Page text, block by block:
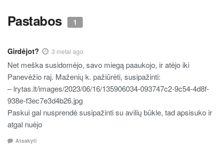
Pastabos 1
Girdėjot? 3 metai ago
Net meška susidomėjo, savo miegą paaukojo, ir atėjo iki
Panevėžio raj. Maženių k. pažiūrėti, susipažinti:
– lrytas.lt/images/2023/06/16/135906034-093747c2-9c54-4d8f-
938e-f3ec7e3d4b26.jpg
Paskui gal nusprendė susipažinti su avilių būkle, tad apsisuko ir
atgal nuėjo
Atsakyti